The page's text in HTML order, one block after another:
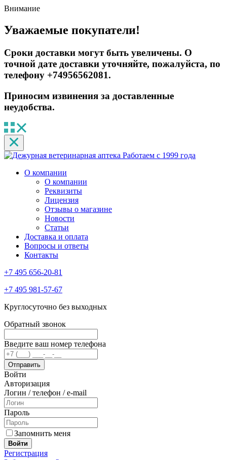
Внимание
Уважаемые покупатели!
Сроки доставки могут быть увеличены. О
точной дате доставки уточняйте, пожалуйста, по
телефону +74956562081.
Приносим извинения за доставленные
неудобства.
Работаем с 1999 года
О компании
О компании
Реквизиты
Лицензия
Отзывы о магазине
Новости
Статьи
Доставка и оплата
Вопросы и ответы
Контакты
+7 495 656-20-81
+7 495 981-57-67
Круглосуточно без выходных
Обратный звонок
Введите ваш номер телефона
Войти
Авторизация
Логин / телефон / e-mail
Пароль
Запомнить меня
Войти
Регистрация